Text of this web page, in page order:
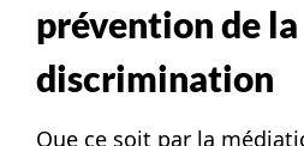
prévention de la
discrimination
Que ce soit par la